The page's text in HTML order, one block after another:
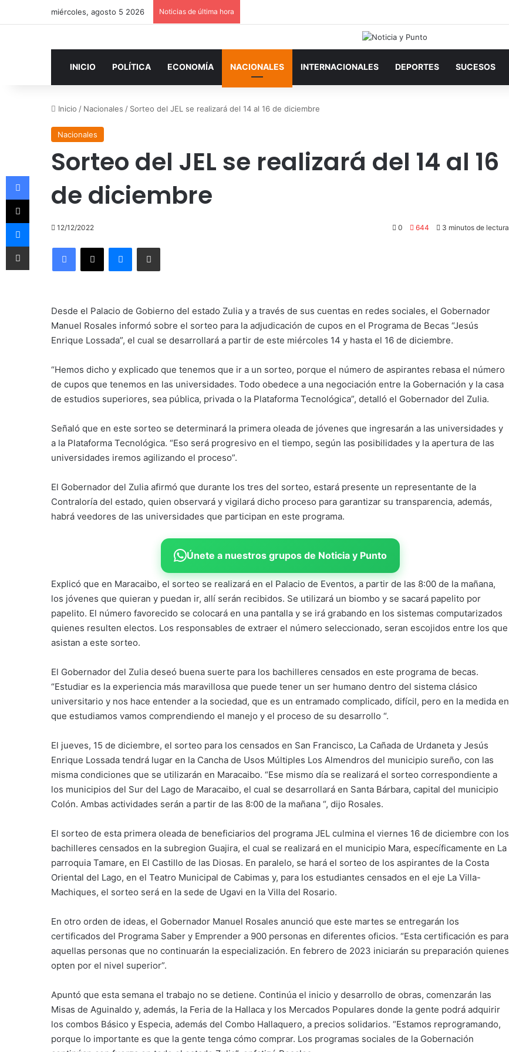
miércoles, agosto 5 2026 Noticias de última hora
INICIO POLÍTICA ECONOMÍA NACIONALES INTERNACIONALES DEPORTES SUCESOS
Inicio / Nacionales / Sorteo del JEL se realizará del 14 al 16 de diciembre
Nacionales
Sorteo del JEL se realizará del 14 al 16
de diciembre
12/12/2022 0 644 3 minutos de lectura
Facebook
X MessengerCompartir por correo electrónico
Desde el Palacio de Gobierno del estado Zulia y a través de sus cuentas en redes sociales, el Gobernador
Manuel Rosales informó sobre el sorteo para la adjudicación de cupos en el Programa de Becas “Jesús
Enrique Lossada”, el cual se desarrollará a partir de este miércoles 14 y hasta el 16 de diciembre.
“Hemos dicho y explicado que tenemos que ir a un sorteo, porque el número de aspirantes rebasa el número
de cupos que tenemos en las universidades. Todo obedece a una negociación entre la Gobernación y la casa
de estudios superiores, sea pública, privada o la Plataforma Tecnológica”, detalló el Gobernador del Zulia.
Señaló que en este sorteo se determinará la primera oleada de jóvenes que ingresarán a las universidades y
a la Plataforma Tecnológica. “Eso será progresivo en el tiempo, según las posibilidades y la apertura de las
universidades iremos agilizando el proceso”.
El Gobernador del Zulia afirmó que durante los tres del sorteo, estará presente un representante de la
Contraloría del estado, quien observará y vigilará dicho proceso para garantizar su transparencia, además,
habrá veedores de las universidades que participan en este programa.
Únete a nuestros grupos de Noticia y Punto
Explicó que en Maracaibo, el sorteo se realizará en el Palacio de Eventos, a partir de las 8:00 de la mañana,
los jóvenes que quieran y puedan ir, allí serán recibidos. Se utilizará un biombo y se sacará papelito por
papelito. El número favorecido se colocará en una pantalla y se irá grabando en los sistemas computarizados
quienes resulten electos. Los responsables de extraer el número seleccionado, seran escojidos entre los que
asistan a este sorteo.
El Gobernador del Zulia deseó buena suerte para los bachilleres censados en este programa de becas.
“Estudiar es la experiencia más maravillosa que puede tener un ser humano dentro del sistema clásico
universitario y nos hace entender a la sociedad, que es un entramado complicado, difícil, pero en la medida en
que estudiamos vamos comprendiendo el manejo y el proceso de su desarrollo “.
El jueves, 15 de diciembre, el sorteo para los censados en San Francisco, La Cañada de Urdaneta y Jesús
Enrique Lossada tendrá lugar en la Cancha de Usos Múltiples Los Almendros del municipio sureño, con las
misma condiciones que se utilizarán en Maracaibo. “Ese mismo día se realizará el sorteo correspondiente a
los municipios del Sur del Lago de Maracaibo, el cual se desarrollará en Santa Bárbara, capital del municipio
Colón. Ambas actividades serán a partir de las 8:00 de la mañana “, dijo Rosales.
El sorteo de esta primera oleada de beneficiarios del programa JEL culmina el viernes 16 de diciembre con los
bachilleres censados en la subregion Guajira, el cual se realizará en el municipio Mara, específicamente en La
parroquia Tamare, en El Castillo de las Diosas. En paralelo, se hará el sorteo de los aspirantes de la Costa
Oriental del Lago, en el Teatro Municipal de Cabimas y, para los estudiantes censados en el eje La Villa-
Machiques, el sorteo será en la sede de Ugavi en la Villa del Rosario.
En otro orden de ideas, el Gobernador Manuel Rosales anunció que este martes se entregarán los
certificados del Programa Saber y Emprender a 900 personas en diferentes oficios. “Esta certificación es para
aquellas personas que no continuarán la especialización. En febrero de 2023 iniciarán su preparación quienes
opten por el nivel superior”.
Apuntó que esta semana el trabajo no se detiene. Continúa el inicio y desarrollo de obras, comenzarán las
Misas de Aguinaldo y, además, la Feria de la Hallaca y los Mercados Populares donde la gente podrá adquirir
los combos Básico y Especia, además del Combo Hallaquero, a precios solidarios. “Estamos reprogramando,
porque lo importante es que la gente tenga cómo comprar. Los programas sociales de la Gobernación
Facebook
X
Messenger
Compartir por correo electrónico